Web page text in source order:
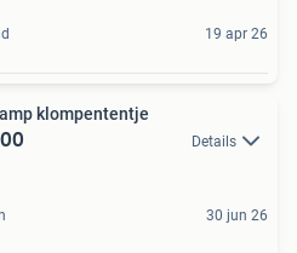
19 apr 26
klompententje
Details
30 jun 26